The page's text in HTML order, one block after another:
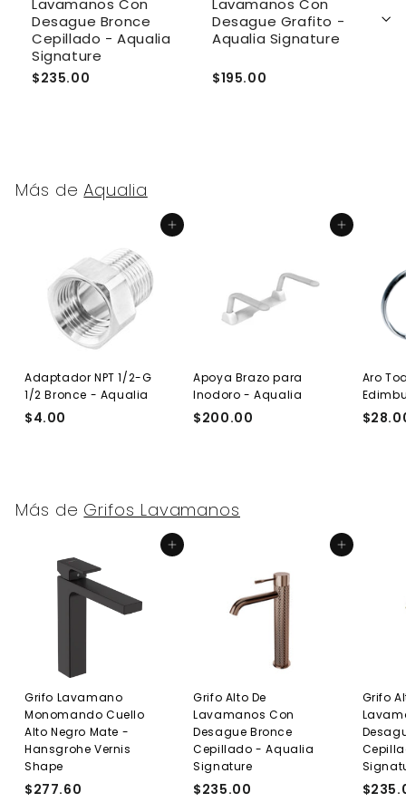
Lavamanos Con
Desague Bronce
Cepillado - Aqualia
Signature
$235.00
Lavamanos Con
Desague Grafito -
Aqualia Signature
$195.00
Más deAqualia
Agregar al carrito
Adaptador NPT 1/2-G
1/2 Bronce - Aqualia
$4.00
Agregar al carrito
Apoya Brazo para
Inodoro - Aqualia
$200.00
Aro
Más de Grifos Lavamanos
Agregar al carrito
Grifo Lavamano
Monomando Cuello
Alto Negro Mate -
Hansgrohe Vernis
Shape
$277.60
Agregar al carrito
Grifo Alto De
Lavamanos Con
Desague Bronce
Cepillado - Aqualia
Signature
$235.00
Grifo